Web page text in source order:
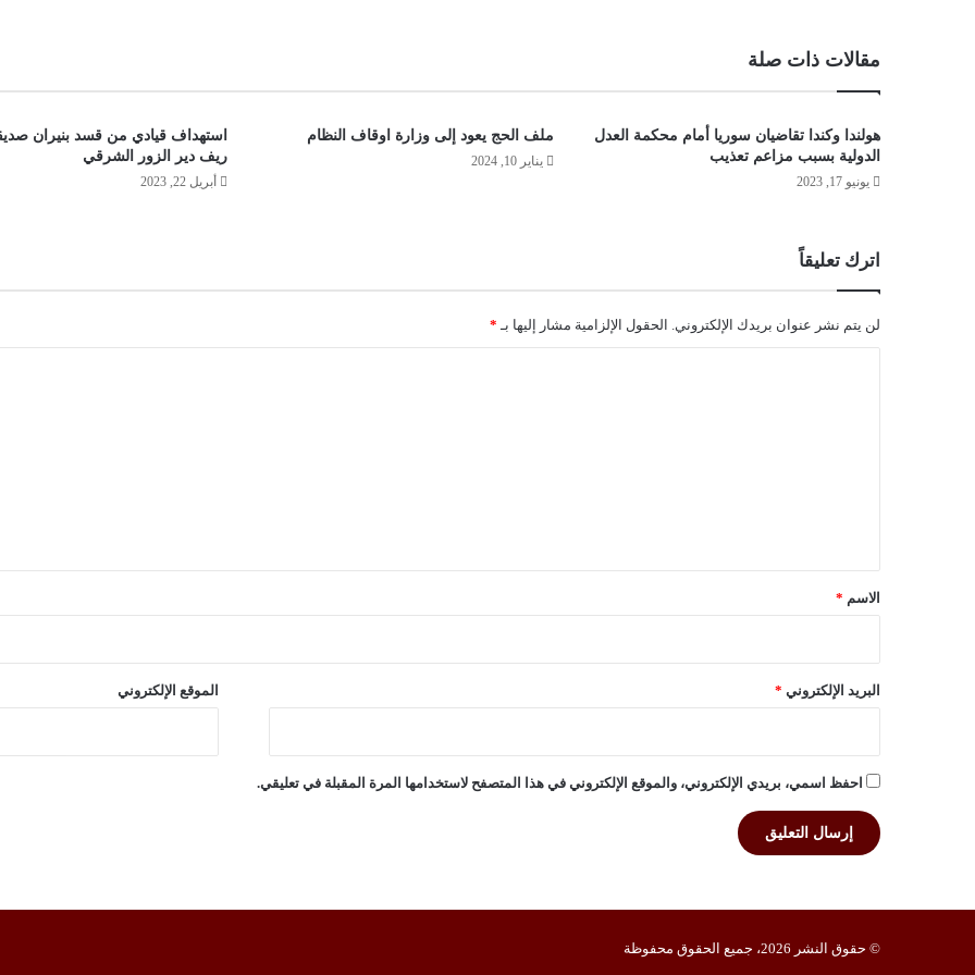
مقالات ذات صلة
هولندا وكندا تقاضيان سوريا أمام محكمة العدل
الدولية بسبب مزاعم تعذيب
يونيو 17, 2023
ملف الحج يعود إلى وزارة اوقاف النظام
يناير 10, 2024
استهداف قيادي من قسد بنيران
ريف دير الزور الشرقي
أبريل 22, 2023
اترك تعليقاً
لن يتم نشر عنوان بريدك الإلكتروني. الحقول الإلزامية مشار إليها بـ *
*الاسم *
البريد الإلكتروني * الموقع الإلكتروني
احفظ اسمي، بريدي الإلكتروني، والموقع الإلكتروني في هذا المتصفح لاستخدامها المرة المقبلة في تعليقي.
© حقوق النشر 2026، جميع الحقوق محفوظة